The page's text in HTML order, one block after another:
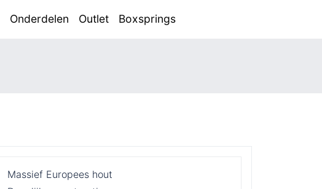
Onderdelen Outlet Boxsprings
Massief Europees hout